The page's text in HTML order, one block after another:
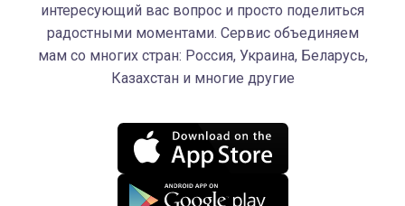
интересующий вас вопрос и просто поделиться
радостными моментами. Сервис объединяем
мам со многих стран: Россия, Украина, Беларусь,
Казахстан и многие другие